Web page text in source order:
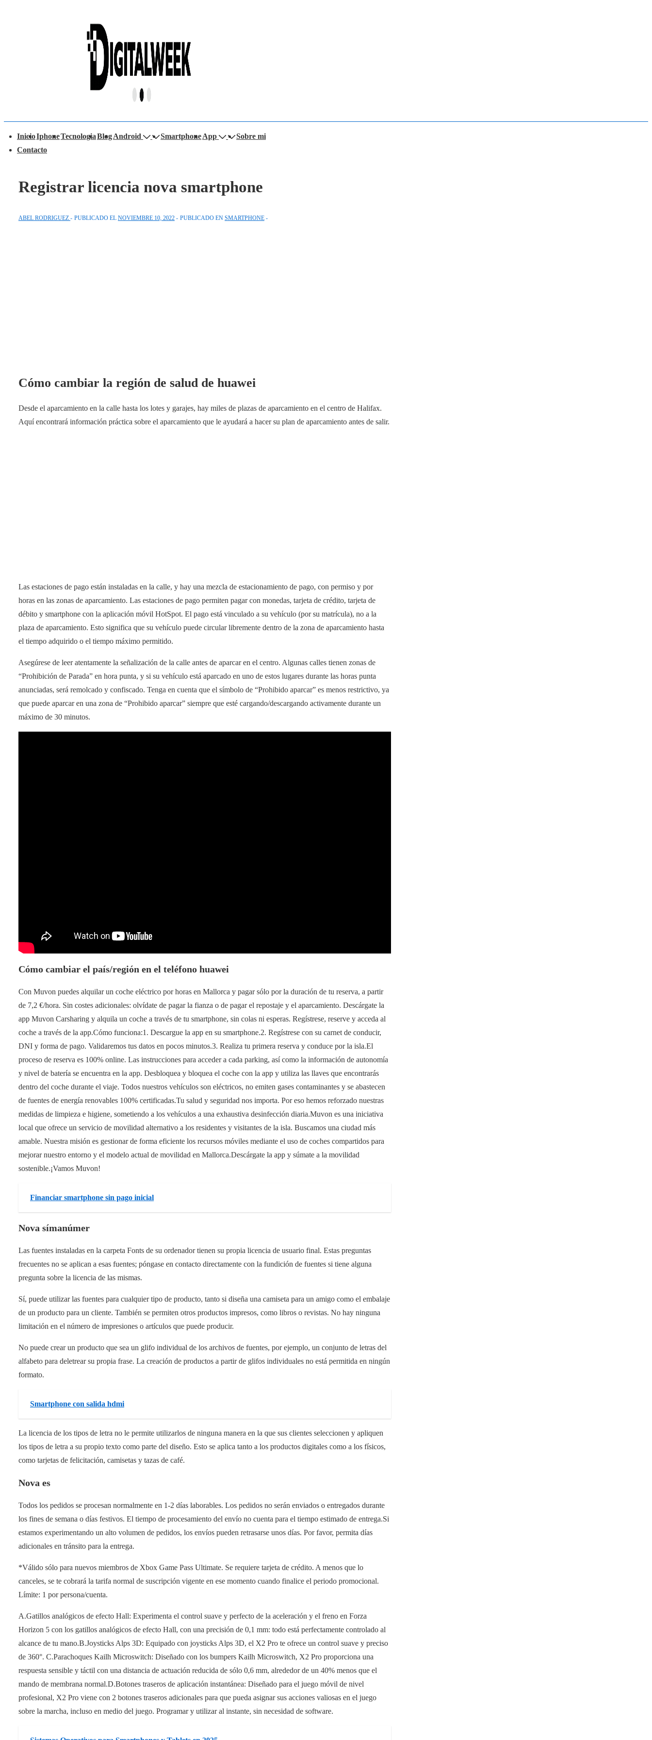
InicioIphoneTecnologiaBlogAndroid SmartphoneApp
Sobre mi
Contacto
Registrar licencia nova smartphone
ABEL RODRIGUEZ PUBLICADO EL NOVIEMBRE 10, 2022 PUBLICADO EN SMARTPHONE
Cómo cambiar la región de salud de huawei
Desde el aparcamiento en la calle hasta los lotes y garajes, hay miles de plazas de aparcamiento en el centro de Halifax.
Aquí encontrará información práctica sobre el aparcamiento que le ayudará a hacer su plan de aparcamiento antes de salir.
Las estaciones de pago están instaladas en la calle, y hay una mezcla de estacionamiento de pago, con permiso y por
horas en las zonas de aparcamiento. Las estaciones de pago permiten pagar con monedas, tarjeta de crédito, tarjeta de
débito y smartphone con la aplicación móvil HotSpot. El pago está vinculado a su vehículo (por su matrícula), no a la
plaza de aparcamiento. Esto significa que su vehículo puede circular libremente dentro de la zona de aparcamiento hasta
el tiempo adquirido o el tiempo máximo permitido.
Asegúrese de leer atentamente la señalización de la calle antes de aparcar en el centro. Algunas calles tienen zonas de
“Prohibición de Parada” en hora punta, y si su vehículo está aparcado en uno de estos lugares durante las horas punta
anunciadas, será remolcado y confiscado. Tenga en cuenta que el símbolo de “Prohibido aparcar” es menos restrictivo, ya
que puede aparcar en una zona de “Prohibido aparcar” siempre que esté cargando/descargando activamente durante un
máximo de 30 minutos.
Cómo cambiar el país/región en el teléfono huawei
Con Muvon puedes alquilar un coche eléctrico por horas en Mallorca y pagar sólo por la duración de tu reserva, a partir
de 7,2 €/hora. Sin costes adicionales: olvídate de pagar la fianza o de pagar el repostaje y el aparcamiento. Descárgate la
app Muvon Carsharing y alquila un coche a través de tu smartphone, sin colas ni esperas. Regístrese, reserve y acceda al
coche a través de la app.Cómo funciona:1. Descargue la app en su smartphone.2. Regístrese con su carnet de conducir,
DNI y forma de pago. Validaremos tus datos en pocos minutos.3. Realiza tu primera reserva y conduce por la isla.El
proceso de reserva es 100% online. Las instrucciones para acceder a cada parking, así como la información de autonomía
y nivel de batería se encuentra en la app. Desbloquea y bloquea el coche con la app y utiliza las llaves que encontrarás
dentro del coche durante el viaje. Todos nuestros vehículos son eléctricos, no emiten gases contaminantes y se abastecen
de fuentes de energía renovables 100% certificadas.Tu salud y seguridad nos importa. Por eso hemos reforzado nuestras
medidas de limpieza e higiene, sometiendo a los vehículos a una exhaustiva desinfección diaria.Muvon es una iniciativa
local que ofrece un servicio de movilidad alternativo a los residentes y visitantes de la isla. Buscamos una ciudad más
amable. Nuestra misión es gestionar de forma eficiente los recursos móviles mediante el uso de coches compartidos para
mejorar nuestro entorno y el modelo actual de movilidad en Mallorca.Descárgate la app y súmate a la movilidad
sostenible.¡Vamos Muvon!
Financiar smartphone sin pago inicial
Nova símanúmer
Las fuentes instaladas en la carpeta Fonts de su ordenador tienen su propia licencia de usuario final. Estas preguntas
frecuentes no se aplican a esas fuentes; póngase en contacto directamente con la fundición de fuentes si tiene alguna
pregunta sobre la licencia de las mismas.
Sí, puede utilizar las fuentes para cualquier tipo de producto, tanto si diseña una camiseta para un amigo como el embalaje
de un producto para un cliente. También se permiten otros productos impresos, como libros o revistas. No hay ninguna
limitación en el número de impresiones o artículos que puede producir.
No puede crear un producto que sea un glifo individual de los archivos de fuentes, por ejemplo, un conjunto de letras del
alfabeto para deletrear su propia frase. La creación de productos a partir de glifos individuales no está permitida en ningún
formato.
Smartphone con salida hdmi
La licencia de los tipos de letra no le permite utilizarlos de ninguna manera en la que sus clientes seleccionen y apliquen
los tipos de letra a su propio texto como parte del diseño. Esto se aplica tanto a los productos digitales como a los físicos,
como tarjetas de felicitación, camisetas y tazas de café.
Nova es
Todos los pedidos se procesan normalmente en 1-2 días laborables. Los pedidos no serán enviados o entregados durante
los fines de semana o días festivos. El tiempo de procesamiento del envío no cuenta para el tiempo estimado de entrega.Si
estamos experimentando un alto volumen de pedidos, los envíos pueden retrasarse unos días. Por favor, permita días
adicionales en tránsito para la entrega.
*Válido sólo para nuevos miembros de Xbox Game Pass Ultimate. Se requiere tarjeta de crédito. A menos que lo
canceles, se te cobrará la tarifa normal de suscripción vigente en ese momento cuando finalice el periodo promocional.
Límite: 1 por persona/cuenta.
A.Gatillos analógicos de efecto Hall: Experimenta el control suave y perfecto de la aceleración y el freno en Forza
Horizon 5 con los gatillos analógicos de efecto Hall, con una precisión de 0,1 mm: todo está perfectamente controlado al
alcance de tu mano.B.Joysticks Alps 3D: Equipado con joysticks Alps 3D, el X2 Pro te ofrece un control suave y preciso
de 360°. C.Parachoques Kailh Microswitch: Diseñado con los bumpers Kailh Microswitch, X2 Pro proporciona una
respuesta sensible y táctil con una distancia de actuación reducida de sólo 0,6 mm, alrededor de un 40% menos que el
mando de membrana normal.D.Botones traseros de aplicación instantánea: Diseñado para el juego móvil de nivel
profesional, X2 Pro viene con 2 botones traseros adicionales para que pueda asignar sus acciones valiosas en el juego
sobre la marcha, incluso en medio del juego. Programar y utilizar al instante, sin necesidad de software.